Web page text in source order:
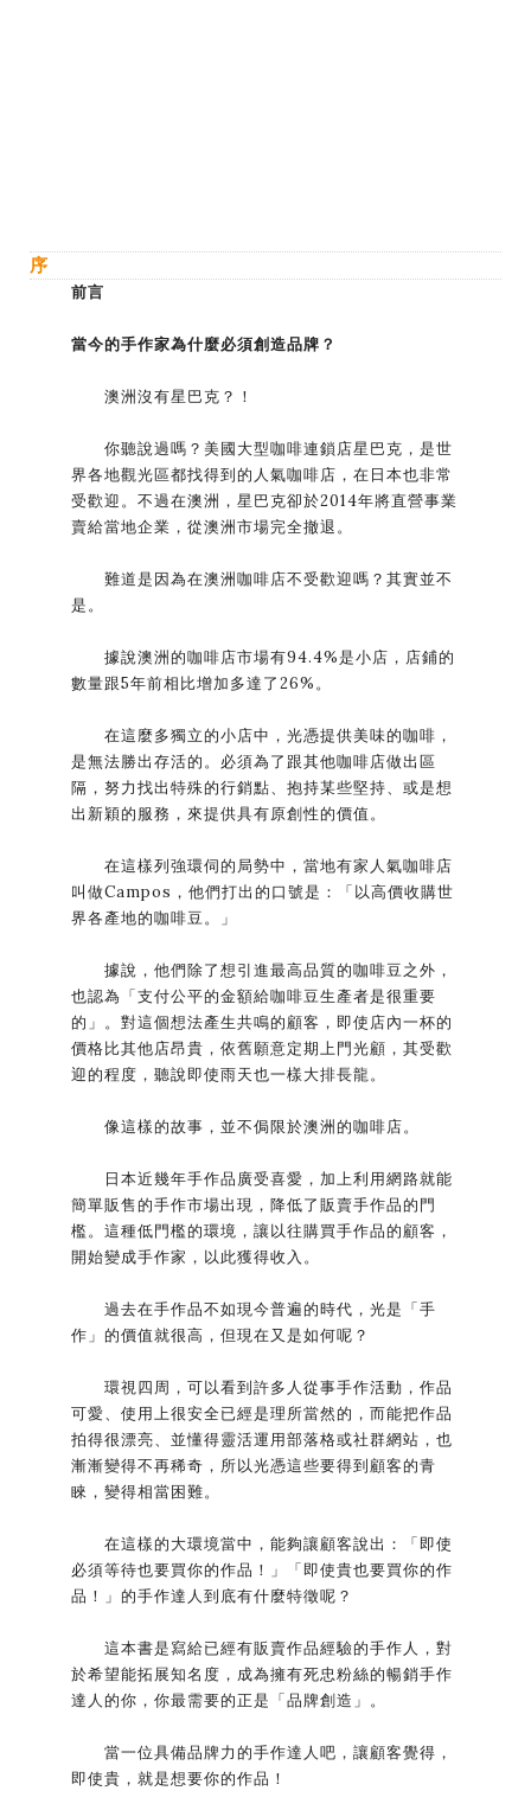
序
前言
當今的手作家為什麼必須創造品牌？
澳洲沒有星巴克？！
你聽說過嗎？美國大型咖啡連鎖店星巴克，是世
界各地觀光區都找得到的人氣咖啡店，在日本也非常
受歡迎。不過在澳洲，星巴克卻於2014年將直營事業
賣給當地企業，從澳洲市場完全撤退。
難道是因為在澳洲咖啡店不受歡迎嗎？其實並不
是。
據說澳洲的咖啡店市場有94.4%是小店，店鋪的
數量跟5年前相比增加多達了26%。
在這麼多獨立的小店中，光憑提供美味的咖啡，
是無法勝出存活的。必須為了跟其他咖啡店做出區
隔，努力找出特殊的行銷點、抱持某些堅持、或是想
出新穎的服務，來提供具有原創性的價值。
在這樣列強環伺的局勢中，當地有家人氣咖啡店
叫做Campos，他們打出的口號是：「以高價收購世
界各產地的咖啡豆。」
據說，他們除了想引進最高品質的咖啡豆之外，
也認為「支付公平的金額給咖啡豆生產者是很重要
的」。對這個想法產生共鳴的顧客，即使店內一杯的
價格比其他店昂貴，依舊願意定期上門光顧，其受歡
迎的程度，聽說即使雨天也一樣大排長龍。
像這樣的故事，並不侷限於澳洲的咖啡店。
日本近幾年手作品廣受喜愛，加上利用網路就能
簡單販售的手作市場出現，降低了販賣手作品的門
檻。這種低門檻的環境，讓以往購買手作品的顧客，
開始變成手作家，以此獲得收入。
過去在手作品不如現今普遍的時代，光是「手
作」的價值就很高，但現在又是如何呢？
環視四周，可以看到許多人從事手作活動，作品
可愛、使用上很安全已經是理所當然的，而能把作品
拍得很漂亮、並懂得靈活運用部落格或社群網站，也
漸漸變得不再稀奇，所以光憑這些要得到顧客的青
睞，變得相當困難。
在這樣的大環境當中，能夠讓顧客說出：「即使
必須等待也要買你的作品！」「即使貴也要買你的作
品！」的手作達人到底有什麼特徵呢？
這本書是寫給已經有販賣作品經驗的手作人，對
於希望能拓展知名度，成為擁有死忠粉絲的暢銷手作
達人的你，你最需要的正是「品牌創造」。
當一位具備品牌力的手作達人吧，讓顧客覺得，
即使貴，就是想要你的作品！